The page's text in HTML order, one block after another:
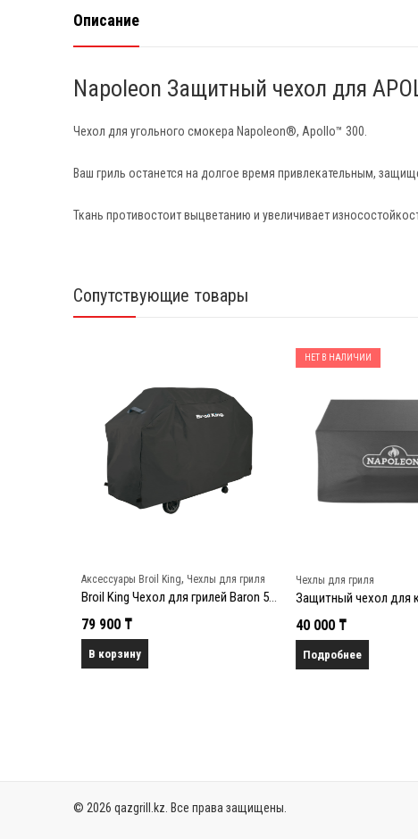
Описание
Napoleon Защитный чехол для
Чехол для угольного смокера Napoleon®, Apollo™ 300.
Ваш гриль останется на долгое время привлекательным,
Ткань противостоит выцветанию и увеличивает
Сопутствующие товары
Аксессуары Broil King,Чехлы для гриля
Broil King Чехол для грилей Baron 590
79 900₸
В корзину
НЕТ В НАЛИЧИИ
Чехлы для гриля
40 000₸
Подробнее
© 2026 qazgrill.kz. Все права защищены.